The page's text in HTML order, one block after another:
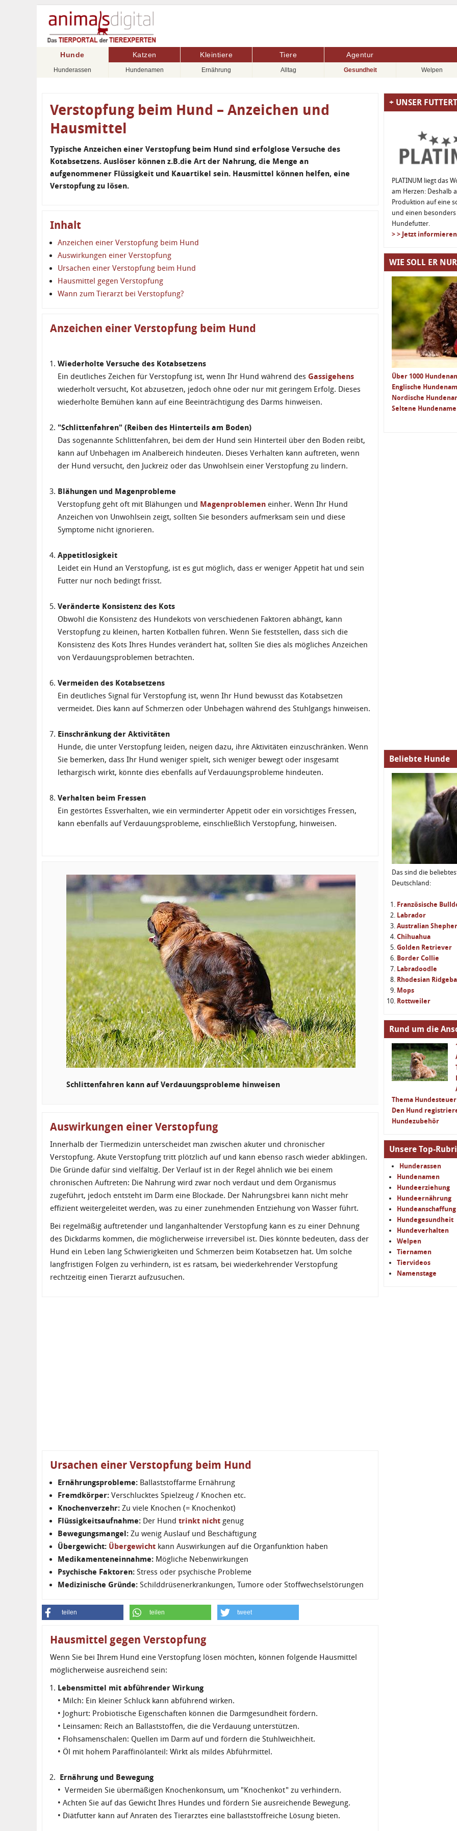
Hunde
Hunderassen Hundenamen Ernährung Alltag Gesundheit Welpen
Katzen Kleintiere Tiere Agentur
Verstopfung beim Hund – Anzeichen und
Hausmittel
Typische Anzeichen einer Verstopfung beim Hund sind erfolglose Versuche des
Kotabsetzens. Auslöser können z.B.die Art der Nahrung, die Menge an
aufgenommener Flüssigkeit und Kauartikel sein. Hausmittel können helfen, eine
Verstopfung zu lösen.
Inhalt
Anzeichen einer Verstopfung beim Hund
Auswirkungen einer Verstopfung
Ursachen einer Verstopfung beim Hund
Hausmittel gegen Verstopfung
Wann zum Tierarzt bei Verstopfung?
Anzeichen einer Verstopfung beim Hund
Wiederholte Versuche des Kotabsetzens
Ein deutliches Zeichen für Verstopfung ist, wenn Ihr Hund während des Gassigehens
wiederholt versucht, Kot abzusetzen, jedoch ohne oder nur mit geringem Erfolg. Dieses
wiederholte Bemühen kann auf eine Beeinträchtigung des Darms hinweisen.
"Schlittenfahren" (Reiben des Hinterteils am Boden)
Das sogenannte Schlittenfahren, bei dem der Hund sein Hinterteil über den Boden reibt,
kann auf Unbehagen im Analbereich hindeuten. Dieses Verhalten kann auftreten, wenn
der Hund versucht, den Juckreiz oder das Unwohlsein einer Verstopfung zu lindern.
Blähungen und Magenprobleme
Verstopfung geht oft mit Blähungen und Magenproblemen einher. Wenn Ihr Hund
Anzeichen von Unwohlsein zeigt, sollten Sie besonders aufmerksam sein und diese
Symptome nicht ignorieren.
Appetitlosigkeit
Leidet ein Hund an Verstopfung, ist es gut möglich, dass er weniger Appetit hat und sein
Futter nur noch bedingt frisst.
Veränderte Konsistenz des Kots
Obwohl die Konsistenz des Hundekots von verschiedenen Faktoren abhängt, kann
Verstopfung zu kleinen, harten Kotballen führen. Wenn Sie feststellen, dass sich die
Konsistenz des Kots Ihres Hundes verändert hat, sollten Sie dies als mögliches Anzeichen
von Verdauungsproblemen betrachten.
Vermeiden des Kotabsetzens
Ein deutliches Signal für Verstopfung ist, wenn Ihr Hund bewusst das Kotabsetzen
vermeidet. Dies kann auf Schmerzen oder Unbehagen während des Stuhlgangs hinweisen.
Einschränkung der Aktivitäten
Hunde, die unter Verstopfung leiden, neigen dazu, ihre Aktivitäten einzuschränken. Wenn
Sie bemerken, dass Ihr Hund weniger spielt, sich weniger bewegt oder insgesamt
lethargisch wirkt, könnte dies ebenfalls auf Verdauungsprobleme hindeuten.
Verhalten beim Fressen
Ein gestörtes Essverhalten, wie ein verminderter Appetit oder ein vorsichtiges Fressen,
kann ebenfalls auf Verdauungsprobleme, einschließlich Verstopfung, hinweisen.
Schlittenfahren kann auf Verdauungsprobleme hinweisen
Auswirkungen einer Verstopfung
Innerhalb der Tiermedizin unterscheidet man zwischen akuter und chronischer
Verstopfung. Akute Verstopfung tritt plötzlich auf und kann ebenso rasch wieder abklingen.
Die Gründe dafür sind vielfältig. Der Verlauf ist in der Regel ähnlich wie bei einem
chronischen Auftreten: Die Nahrung wird zwar noch verdaut und dem Organismus
zugeführt, jedoch entsteht im Darm eine Blockade. Der Nahrungsbrei kann nicht mehr
effizient weitergeleitet werden, was zu einer zunehmenden Entziehung von Wasser führt.
Bei regelmäßig auftretender und langanhaltender Verstopfung kann es zu einer Dehnung
des Dickdarms kommen, die möglicherweise irreversibel ist. Dies könnte bedeuten, dass der
Hund ein Leben lang Schwierigkeiten und Schmerzen beim Kotabsetzen hat. Um solche
langfristigen Folgen zu verhindern, ist es ratsam, bei wiederkehrender Verstopfung
rechtzeitig einen Tierarzt aufzusuchen.
Ursachen einer Verstopfung beim Hund
Ernährungsprobleme: Ballaststoffarme Ernährung
Fremdkörper: Verschlucktes Spielzeug / Knochen etc.
Knochenverzehr: Zu viele Knochen (= Knochenkot)
Flüssigkeitsaufnahme: Der Hund trinkt nicht genug
Bewegungsmangel: Zu wenig Auslauf und Beschäftigung
Übergewicht: Übergewicht kann Auswirkungen auf die Organfunktion haben
Medikamenteneinnahme: Mögliche Nebenwirkungen
Psychische Faktoren: Stress oder psychische Probleme
Medizinische Gründe: Schilddrüsenerkrankungen, Tumore oder Stoffwechselstörungen
teilen teilen tweet
Hausmittel gegen Verstopfung
Wenn Sie bei Ihrem Hund eine Verstopfung lösen möchten, können folgende Hausmittel
möglicherweise ausreichend sein:
Lebensmittel mit abführender Wirkung
• Milch: Ein kleiner Schluck kann abführend wirken.
• Joghurt: Probiotische Eigenschaften können die Darmgesundheit fördern.
• Leinsamen: Reich an Ballaststoffen, die die Verdauung unterstützen.
• Flohsamenschalen: Quellen im Darm auf und fördern die Stuhlweichheit.
• Öl mit hohem Paraffinölanteil: Wirkt als mildes Abführmittel.
Ernährung und Bewegung
• Vermeiden Sie übermäßigen Knochenkonsum, um "Knochenkot" zu verhindern.
• Achten Sie auf das Gewicht Ihres Hundes und fördern Sie ausreichende Bewegung.
• Diätfutter kann auf Anraten des Tierarztes eine ballaststoffreiche Lösung bieten.
+ UNSER
PLATINUM liegt das
am Herzen: Deshalb
Produktion auf eine
und einen
Hundefutter.
> > Jetzt
WIE SOLL ER
Über 1000
Englische
Nordische
Seltene
Beliebte Hunde
Das sind die
Deutschland:
Französische
Labrador
Australian
Chihuahua
Golden Retriever
Border Collie
Labradoodle
Rhodesian
Mops
Rottweiler
Rund um die
Thema Hundesteuer
Den Hund
Hundezubehör
Unsere Top-
Hunderassen
Hundenamen
Hundeerziehung
Hundeernährung
Hundeanschaffung
Hundegesundheit
Hundeverhalten
Welpen
Tiernamen
Tiervideos
Namenstage